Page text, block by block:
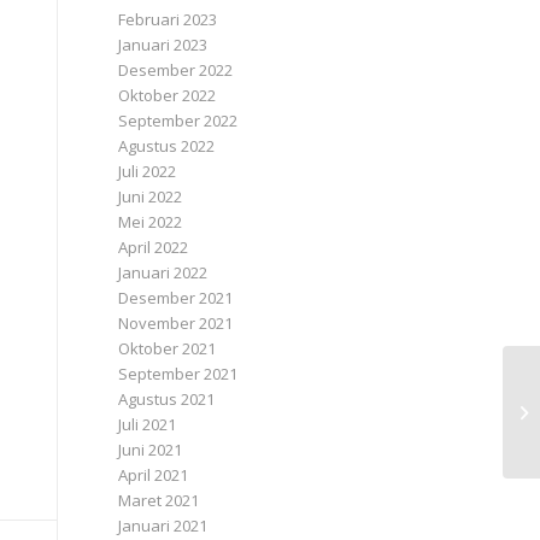
Februari 2023
Januari 2023
Desember 2022
Oktober 2022
September 2022
Agustus 2022
Juli 2022
Juni 2022
Mei 2022
April 2022
Januari 2022
Desember 2021
November 2021
Oktober 2021
September 2021
Agustus 2021
Juli 2021
Juni 2021
April 2021
Maret 2021
Januari 2021